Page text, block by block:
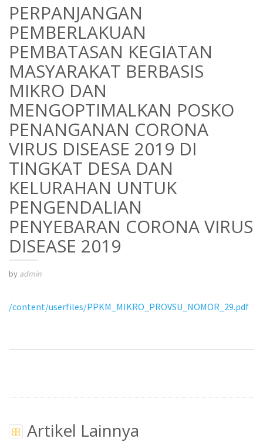
PERPANJANGAN
PEMBERLAKUAN
PEMBATASAN KEGIATAN
MASYARAKAT BERBASIS
MIKRO DAN
MENGOPTIMALKAN POSKO
PENANGANAN CORONA
VIRUS DISEASE 2019 DI
TINGKAT DESA DAN
KELURAHAN UNTUK
PENGENDALIAN
PENYEBARAN CORONA VIRUS
DISEASE 2019
by admin
/content/userfiles/PPKM_MIKRO_PROVSU_NOMOR_29.pdf
Artikel Lainnya